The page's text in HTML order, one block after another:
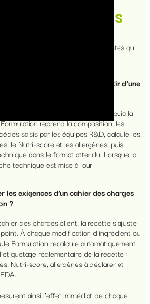
fréquentes
sur les questions les plus fréquentes qui
fiche technique produit à partir d’une
est générée directement depuis la
reprend la composition, les
saisis par les équipes R&D, calcule les
le Nutri-score et les allergènes, puis
dans le format attendu. Lorsque la
technique est mise à jour
les exigences d’un cahier des charges
?
des charges client, la recette s’ajuste
À chaque modification d’ingrédient ou
Formulation recalcule automatiquement
réglementaire de la recette :
Nutri-score, allergènes à déclarer et
ainsi l’effet immédiat de chaque